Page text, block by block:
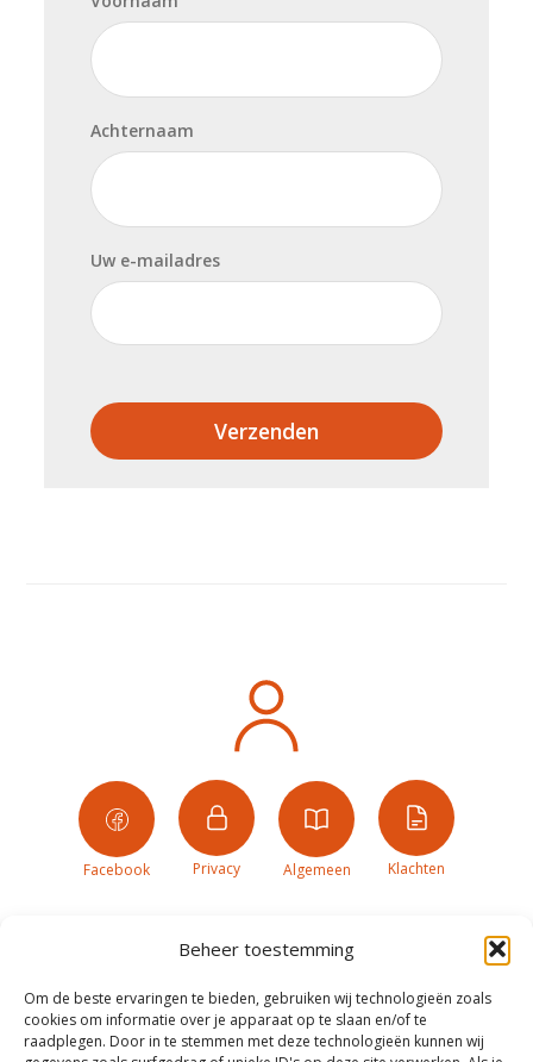
Beheer toestemming
Om de beste ervaringen te bieden, gebruiken wij technologieën zoals
cookies om informatie over je apparaat op te slaan en/of te
raadplegen. Door in te stemmen met deze technologieën kunnen wij
Achternaam
Uw e-mailadres
Verzenden
Facebook Privacy Algemeen Klachten